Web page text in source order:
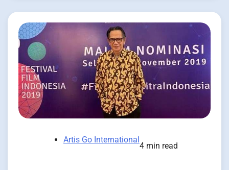
Artis Go International
4 min read